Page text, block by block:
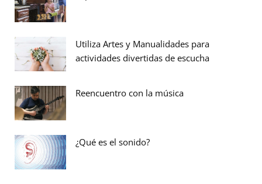
Utiliza Artes y Manualidades para
actividades divertidas de escucha
Reencuentro con la música
¿Qué es el sonido?